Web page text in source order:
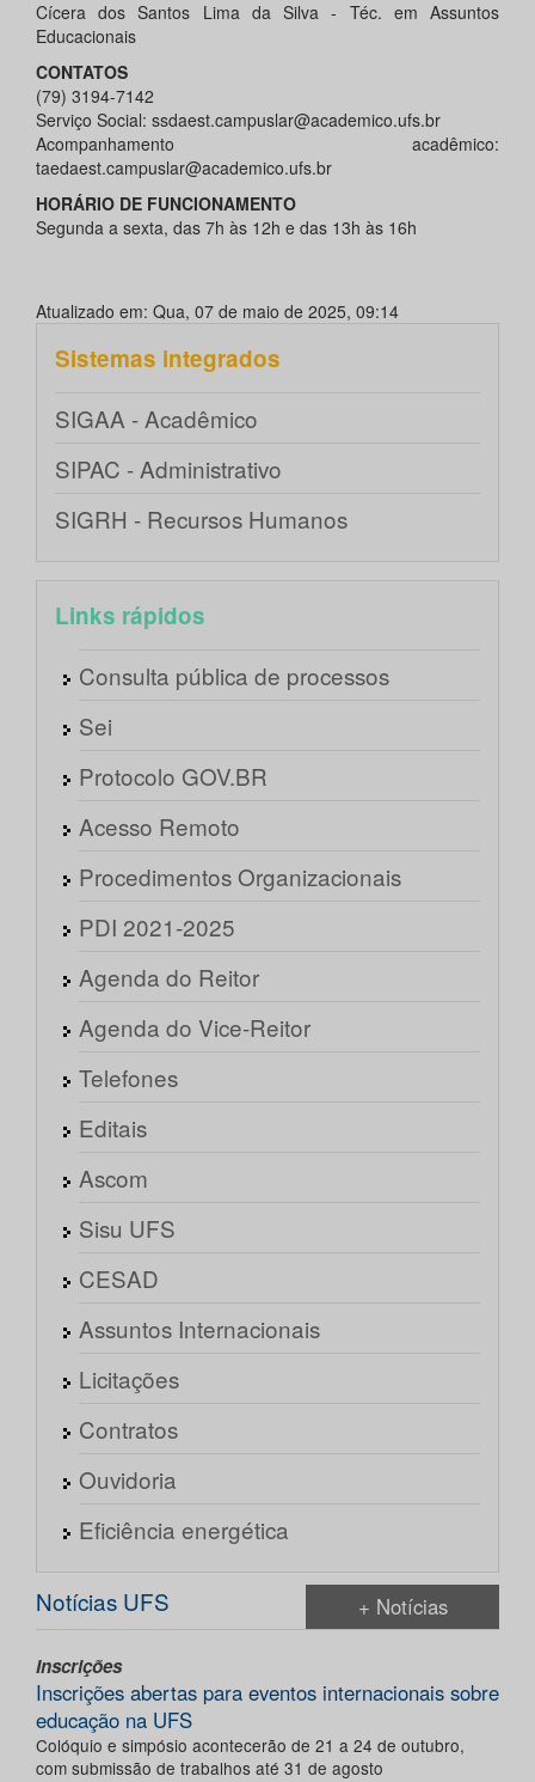
Cícera dos Santos Lima da Silva - Téc. em Assuntos
Educacionais
CONTATOS
(79) 3194-7142
Serviço Social: ssdaest.campuslar@academico.ufs.br
Acompanhamento acadêmico:
taedaest.campuslar@academico.ufs.br
HORÁRIO DE FUNCIONAMENTO
Segunda a sexta, das 7h às 12h e das 13h às 16h
Atualizado em: Qua, 07 de maio de 2025, 09:14
Sistemas integrados
SIGAA - Acadêmico
SIPAC - Administrativo
SIGRH - Recursos Humanos
Links rápidos
Consulta pública de processos
Sei
Protocolo GOV.BR
Acesso Remoto
Procedimentos Organizacionais
PDI 2021-2025
Agenda do Reitor
Agenda do Vice-Reitor
Telefones
Editais
Ascom
Sisu UFS
CESAD
Assuntos Internacionais
Licitações
Contratos
Ouvidoria
Eficiência energética
Notícias UFS + Notícias
Inscrições
Inscrições abertas para eventos internacionais sobre
educação na UFS
Colóquio e simpósio acontecerão de 21 a 24 de outubro,
com submissão de trabalhos até 31 de agosto